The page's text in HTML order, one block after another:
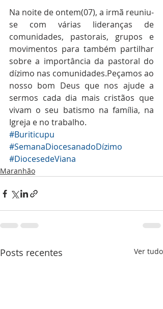
Na noite de ontem(07), a irmã reuniu-
se com várias lideranças de
comunidades, pastorais, grupos e
movimentos para também partilhar
sobre a importância da pastoral do
dízimo nas comunidades.Peçamos ao
nosso bom Deus que nos ajude a
sermos cada dia mais cristãos que
vivam o seu batismo na família, na
Igreja e no trabalho.
#Buriticupu
#SemanaDiocesanadoDízimo
#DiocesedeViana
Maranhão
Posts recentes Ver tudo